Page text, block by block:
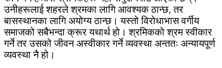
उनीहरूलाई शहरले श्रमका लागि आवश्यक ठान्छ, तर
बासस्थानका लागि अयोग्य ठान्छ। यस्तो विरोधाभास वर्गीय
समाजको सबैभन्दा क्रूर यथार्थ हो। श्रमिकको श्रम स्वीकार
गर्ने तर उसको जीवन अस्वीकार गर्ने व्यवस्था अन्ततः अन्यायपूर्ण
व्यवस्था नै हो।